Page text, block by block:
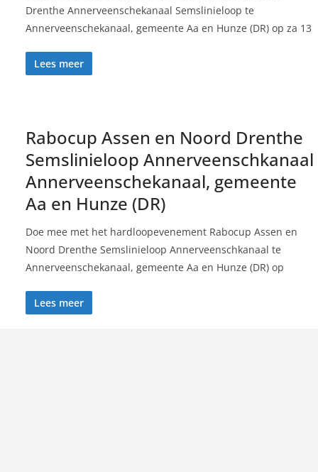
Drenthe Annerveenschekanaal Semslinieloop te
Annerveenschekanaal, gemeente Aa en Hunze (DR) op za 13
Lees meer
Rabocup Assen en Noord Drenthe
Semslinieloop Annerveenschkanaal
Annerveenschekanaal, gemeente
Aa en Hunze (DR)
Doe mee met het hardloopevenement Rabocup Assen en
Noord Drenthe Semslinieloop Annerveenschkanaal te
Annerveenschekanaal, gemeente Aa en Hunze (DR) op
Lees meer